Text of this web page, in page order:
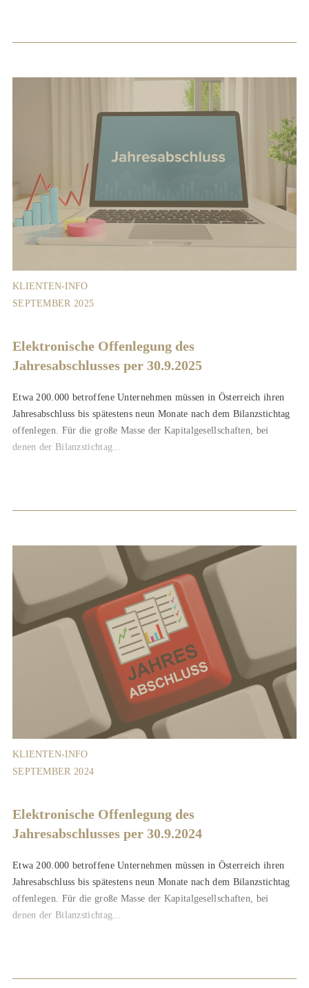
KLIENTEN-INFO
SEPTEMBER 2025
Elektronische Offenlegung des
Jahresabschlusses per 30.9.2025
Etwa 200.000 betroffene Unternehmen müssen in Österreich ihren
Jahresabschluss bis spätestens neun Monate nach dem Bilanzstichtag
offenlegen. Für die große Masse der Kapitalgesellschaften, bei
denen der Bilanzstichtag...
KLIENTEN-INFO
SEPTEMBER 2024
Elektronische Offenlegung des
Jahresabschlusses per 30.9.2024
Etwa 200.000 betroffene Unternehmen müssen in Österreich ihren
Jahresabschluss bis spätestens neun Monate nach dem Bilanzstichtag
offenlegen. Für die große Masse der Kapitalgesellschaften, bei
denen der Bilanzstichtag...